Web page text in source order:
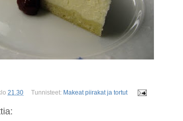
21.30 Tunnisteet: Makeat piirakat ja tortut